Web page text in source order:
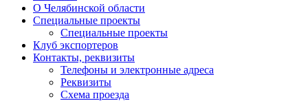
О Челябинской области
Специальные проекты
Специальные проекты
Клуб экспортеров
Контакты, реквизиты
Телефоны и электронные адреса
Реквизиты
Схема проезда